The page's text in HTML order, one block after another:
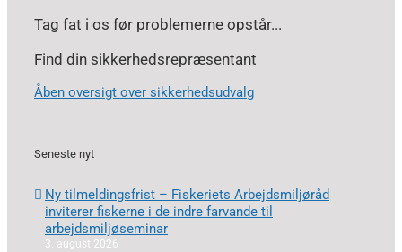
Tag fat i os før problemerne opstår...
Find din sikkerhedsrepræsentant
Åben oversigt over sikkerhedsudvalg
Seneste nyt
Ny tilmeldingsfrist – Fiskeriets Arbejdsmiljøråd
inviterer fiskerne i de indre farvande til
arbejdsmiljøseminar
3. august 2026